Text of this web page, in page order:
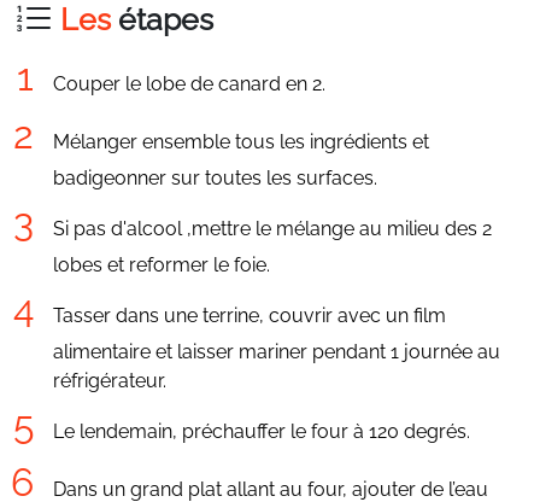
Lesétapes
Couper le lobe de canard en 2.
Mélanger ensemble tous les ingrédients et
badigeonner sur toutes les surfaces.
Si pas d'alcool ,mettre le mélange au milieu des 2
lobes et reformer le foie.
Tasser dans une terrine, couvrir avec un film
alimentaire et laisser mariner pendant 1 journée au
réfrigérateur.
Le lendemain, préchauffer le four à 120 degrés.
Dans un grand plat allant au four, ajouter de l’eau